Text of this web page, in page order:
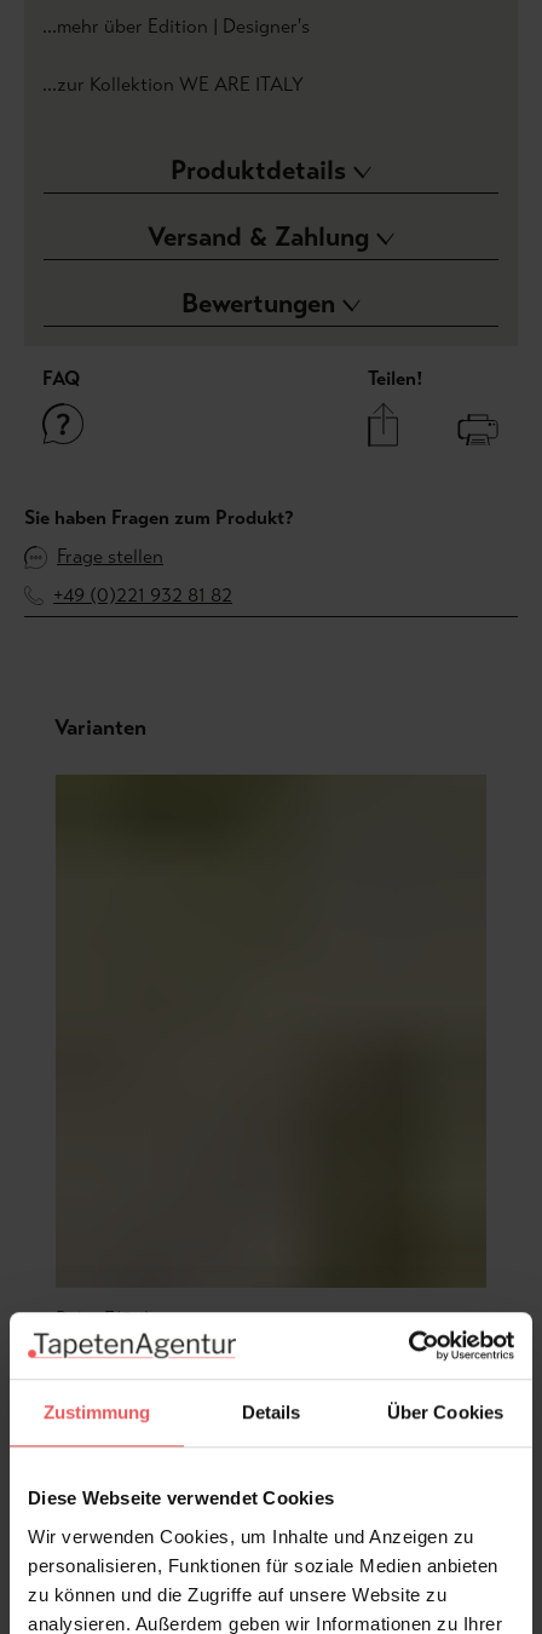
Zustimmung Details Über Cookies
Diese Webseite verwendet Cookies
Wir verwenden Cookies, um Inhalte und Anzeigen zu
personalisieren, Funktionen für soziale Medien anbieten
zu können und die Zugriffe auf unsere Website zu
analysieren. Außerdem geben wir Informationen zu Ihrer
...mehr über Edition | Designer's
...zur Kollektion WE ARE ITALY
Produktdetails
Versand & Zahlung
Bewertungen
FAQ Teilen!
Sie haben Fragen zum Produkt?
Frage stellen
+49 (0)221 932 81 82
Produktgalerie überspringen
Varianten
Bahn F(04)
42,87 €